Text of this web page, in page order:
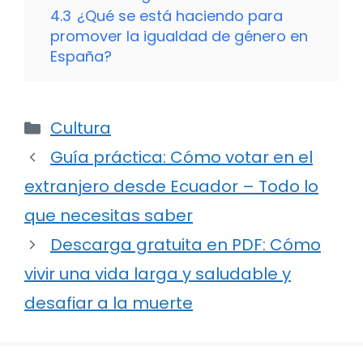
4.3 ¿Qué se está haciendo para
promover la igualdad de género en
España?
Categorías
Cultura
Guía práctica: Cómo votar en el
extranjero desde Ecuador – Todo lo
que necesitas saber
Descarga gratuita en PDF: Cómo
vivir una vida larga y saludable y
desafiar a la muerte